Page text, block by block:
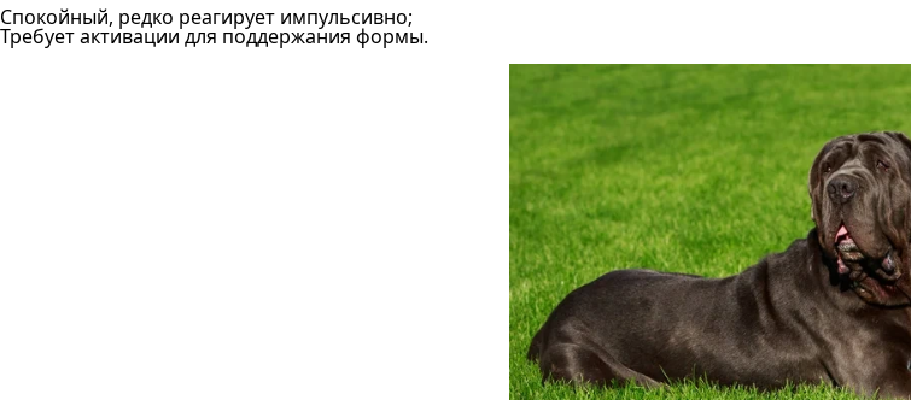
Спокойный, редко реагирует импульсивно;
Требует активации для поддержания формы.